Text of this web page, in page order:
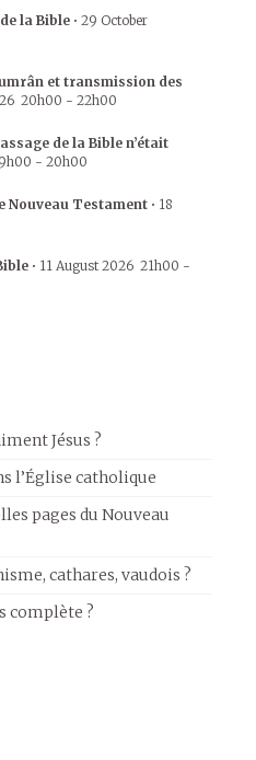
la Bible • 29 October
et transmission des
20h00 - 22h00
de la Bible n’était
- 20h00
Nouveau Testament • 18
• 11 August 2026 21h00 -
Jésus ?
l’Église catholique
pages du Nouveau
cathares, vaudois ?
complète ?